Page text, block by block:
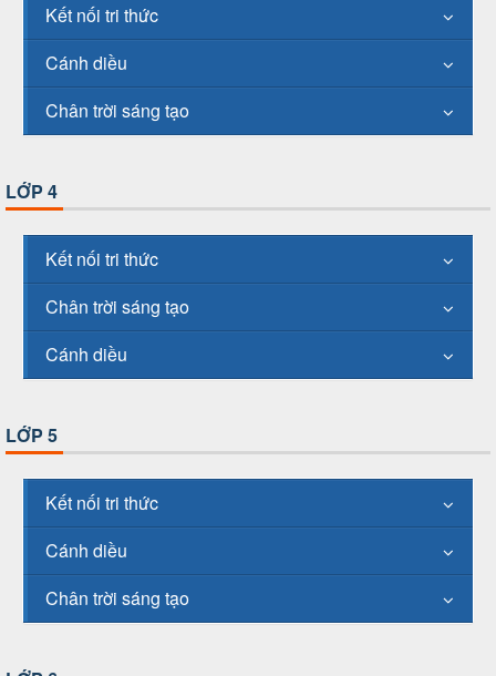
Kết nối tri thức
Cánh diều
Chân trời sáng tạo
LỚP 4
Kết nối tri thức
Chân trời sáng tạo
Cánh diều
LỚP 5
Kết nối tri thức
Cánh diều
Chân trời sáng tạo